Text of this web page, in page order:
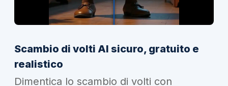
Scambio di volti AI sicuro, gratuito e
realistico
Dimentica lo scambio di volti con